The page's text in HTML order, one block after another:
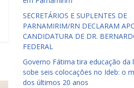
SECRETÁRIOS E SUPLENTES DE
PARNAMIRIM/RN DECLARAM
CANDIDATURA DE DR.
FEDERAL
Governo Fátima tira educação da
sobe seis colocações no Ideb: o
dos últimos 20 anos